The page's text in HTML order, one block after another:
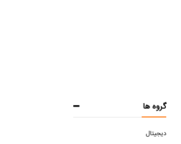
گروه ها
دیجیتال